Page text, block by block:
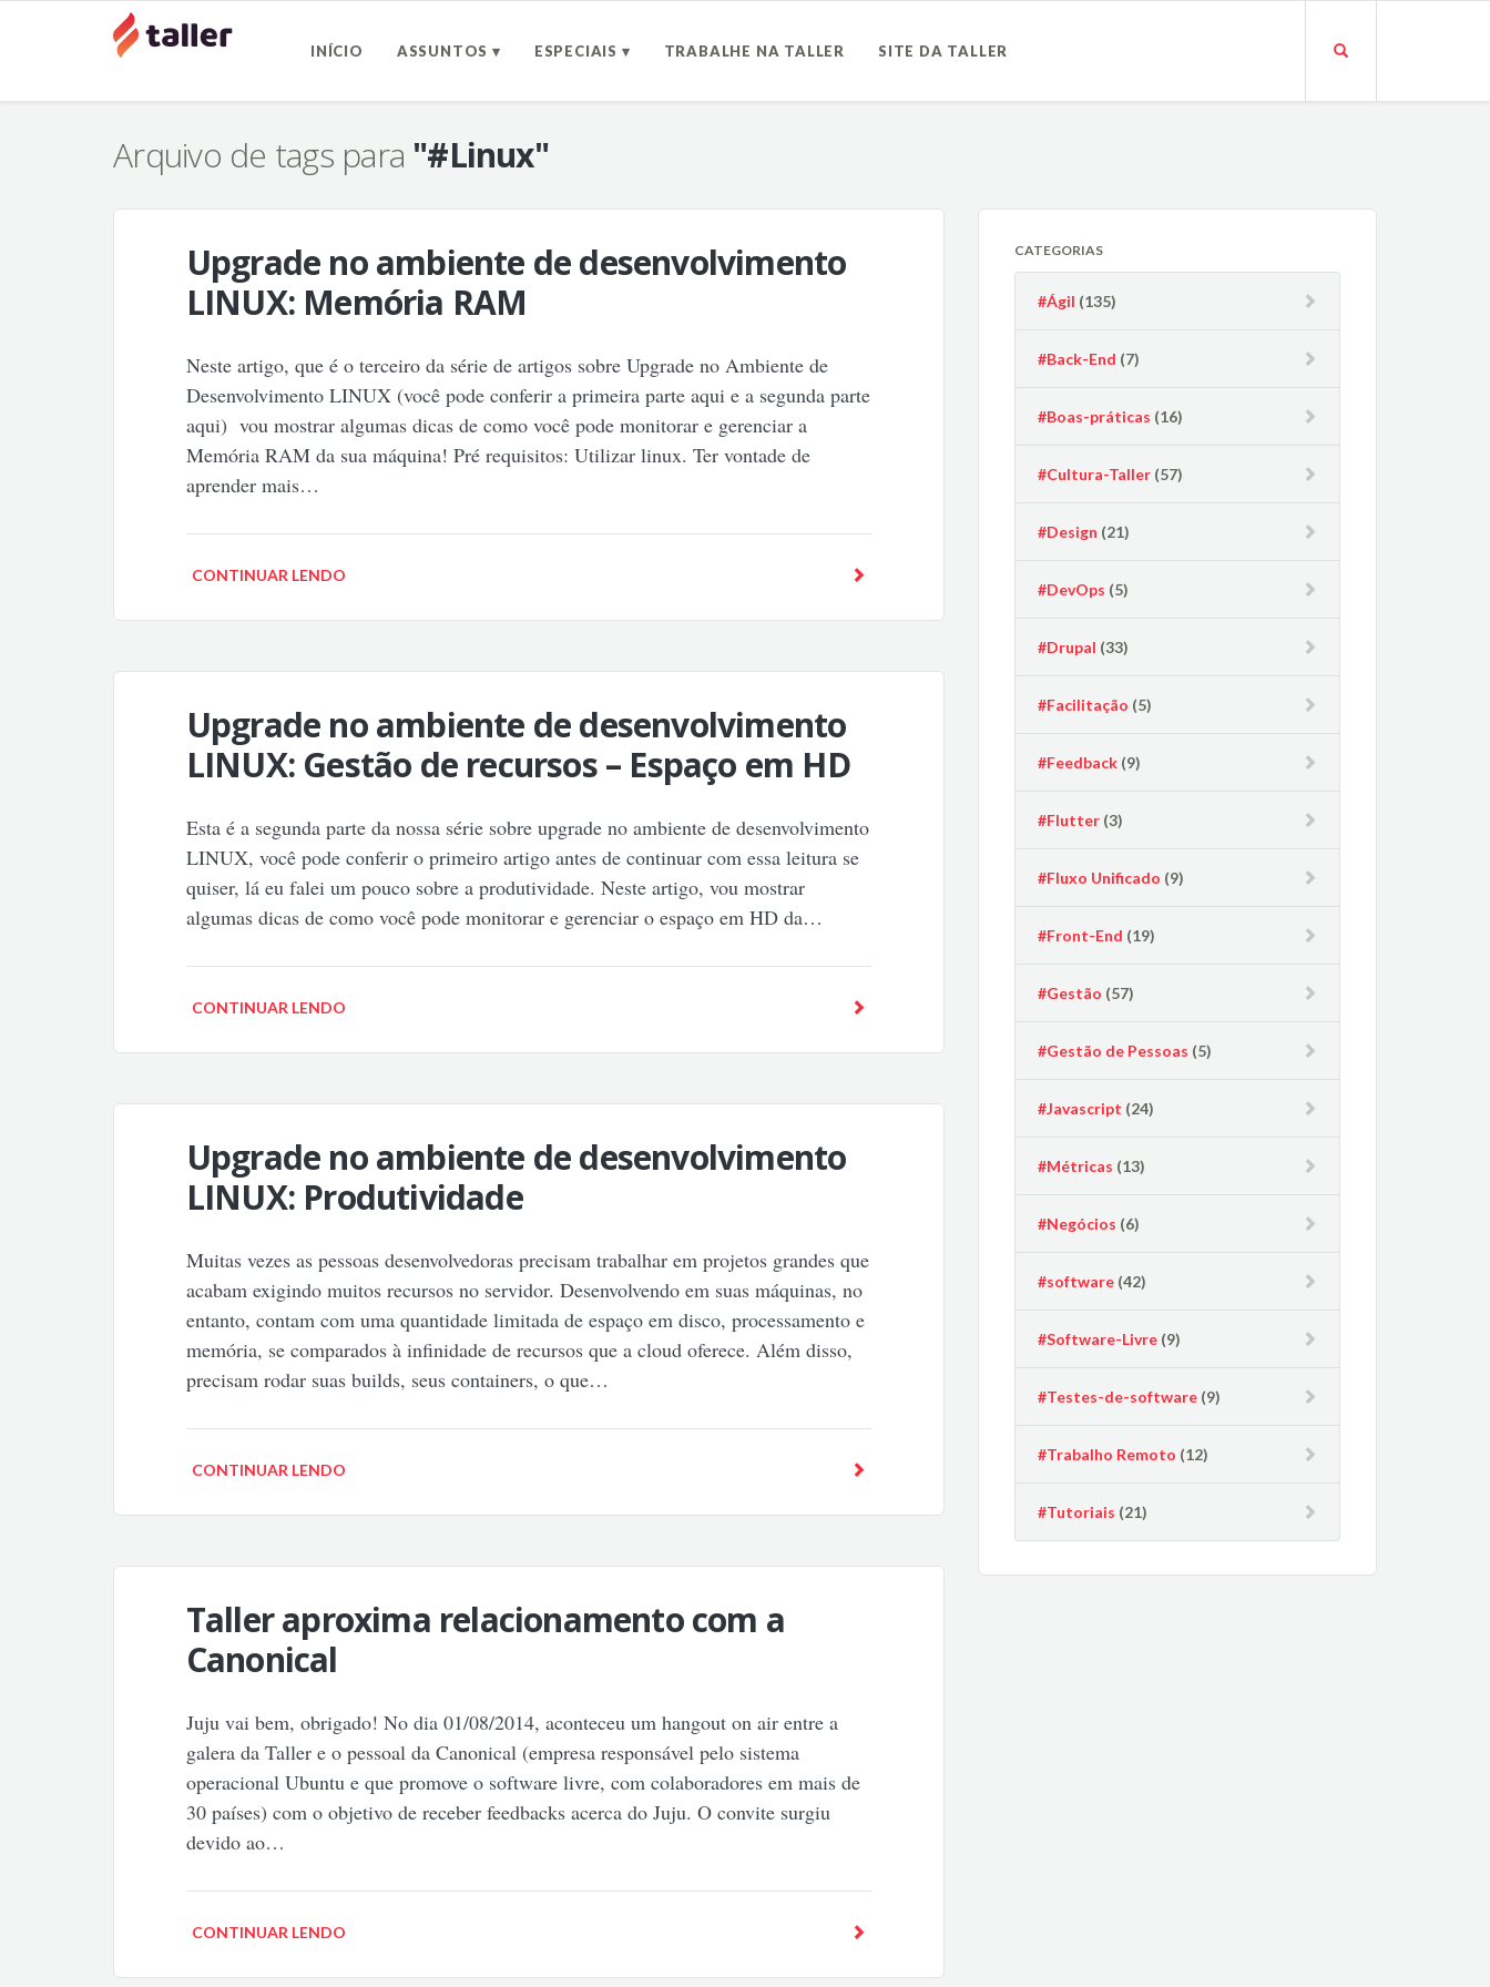
INÍCIO ASSUNTOS ▾ ESPECIAIS ▾ TRABALHE NA TALLER SITE DA TALLER
Arquivo de tags para "#Linux"
Upgrade no ambiente de desenvolvimento
LINUX: Memória RAM
Neste artigo, que é o terceiro da série de artigos sobre Upgrade no Ambiente de
Desenvolvimento LINUX (você pode conferir a primeira parte aqui e a segunda parte
aqui) vou mostrar algumas dicas de como você pode monitorar e gerenciar a
Memória RAM da sua máquina! Pré requisitos: Utilizar linux. Ter vontade de
aprender mais…
CONTINUAR LENDO
Upgrade no ambiente de desenvolvimento
LINUX: Gestão de recursos – Espaço em HD
Esta é a segunda parte da nossa série sobre upgrade no ambiente de desenvolvimento
LINUX, você pode conferir o primeiro artigo antes de continuar com essa leitura se
quiser, lá eu falei um pouco sobre a produtividade. Neste artigo, vou mostrar
algumas dicas de como você pode monitorar e gerenciar o espaço em HD da…
CONTINUAR LENDO
Upgrade no ambiente de desenvolvimento
LINUX: Produtividade
Muitas vezes as pessoas desenvolvedoras precisam trabalhar em projetos grandes que
acabam exigindo muitos recursos no servidor. Desenvolvendo em suas máquinas, no
entanto, contam com uma quantidade limitada de espaço em disco, processamento e
memória, se comparados à infinidade de recursos que a cloud oferece. Além disso,
precisam rodar suas builds, seus containers, o que…
CONTINUAR LENDO
Taller aproxima relacionamento com a
Canonical
Juju vai bem, obrigado! No dia 01/08/2014, aconteceu um hangout on air entre a
galera da Taller e o pessoal da Canonical (empresa responsável pelo sistema
operacional Ubuntu e que promove o software livre, com colaboradores em mais de
30 países) com o objetivo de receber feedbacks acerca do Juju. O convite surgiu
devido ao…
CONTINUAR LENDO
CATEGORIAS
#Ágil (135)
#Back-End (7)
#Boas-práticas (16)
#Cultura-Taller (57)
#Design (21)
#DevOps (5)
#Drupal (33)
#Facilitação (5)
#Feedback (9)
#Flutter (3)
#Fluxo Unificado (9)
#Front-End (19)
#Gestão (57)
#Gestão de Pessoas (5)
#Javascript (24)
#Métricas (13)
#Negócios (6)
#software (42)
#Software-Livre (9)
#Testes-de-software (9)
#Trabalho Remoto (12)
#Tutoriais (21)